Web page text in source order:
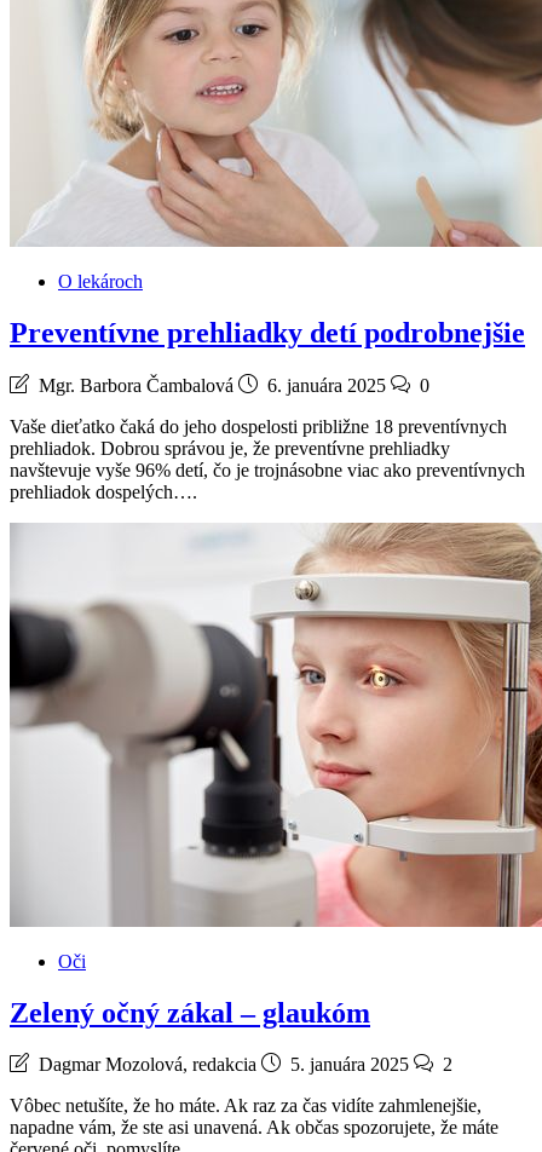
O lekároch
Preventívne prehliadky detí podrobnejšie
Mgr. Barbora Čambalová 6. januára 2025
0
Vaše dieťatko čaká do jeho dospelosti približne 18 preventívnych
prehliadok. Dobrou správou je, že preventívne prehliadky
navštevuje vyše 96% detí, čo je trojnásobne viac ako preventívnych
prehliadok dospelých….
Oči
Zelený očný zákal – glaukóm
Dagmar Mozolová, redakcia 5. januára 2025
2
Vôbec netušíte, že ho máte. Ak raz za čas vidíte zahmlenejšie,
napadne vám, že ste asi unavená. Ak občas spozorujete, že máte